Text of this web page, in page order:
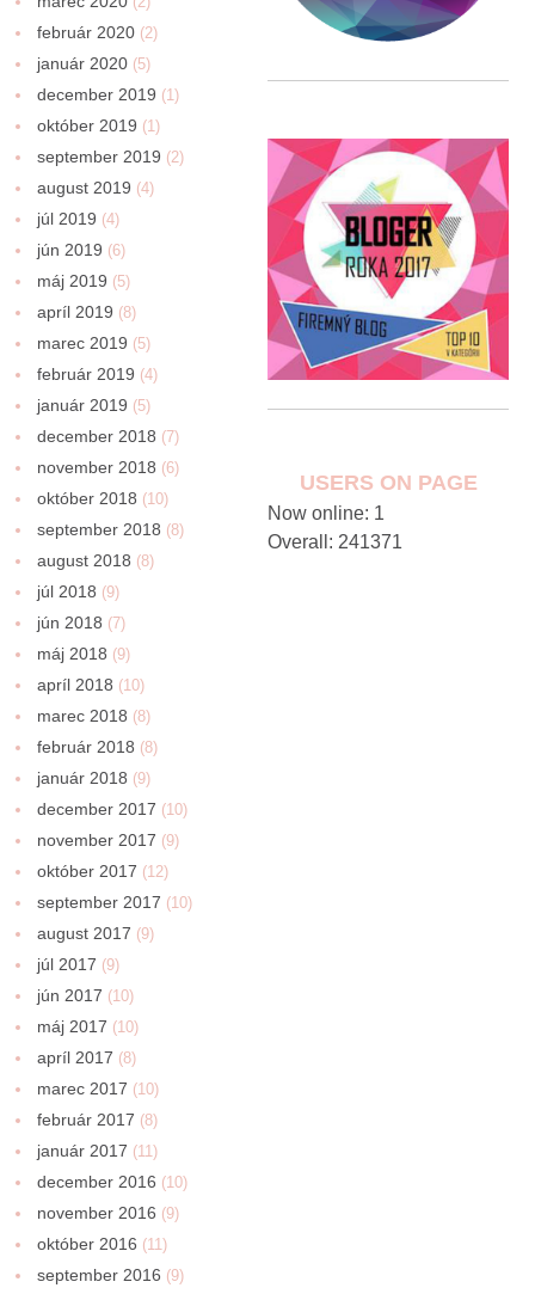
február 2020 (2)
január 2020 (5)
december 2019 (1)
október 2019 (1)
september 2019 (2)
august 2019 (4)
júl 2019 (4)
jún 2019 (6)
máj 2019 (5)
apríl 2019 (8)
marec 2019 (5)
február 2019 (4)
január 2019 (5)
december 2018 (7)
november 2018 (6)
október 2018 (10)
september 2018 (8)
august 2018 (8)
júl 2018 (9)
jún 2018 (7)
máj 2018 (9)
apríl 2018 (10)
marec 2018 (8)
február 2018 (8)
január 2018 (9)
december 2017 (10)
november 2017 (9)
október 2017 (12)
september 2017 (10)
august 2017 (9)
júl 2017 (9)
jún 2017 (10)
máj 2017 (10)
apríl 2017 (8)
marec 2017 (10)
február 2017 (8)
január 2017 (11)
december 2016 (10)
november 2016 (9)
október 2016 (11)
september 2016 (9)
USERS ON PAGE
Now online: 1
Overall: 241371